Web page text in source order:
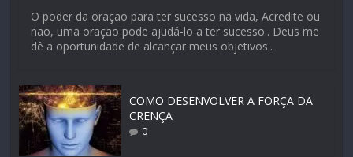
O poder da oração para ter sucesso na vida, Acredite ou
não, uma oração pode ajudá-lo a ter sucesso.. Deus me
dê a oportunidade de alcançar meus objetivos..
COMO DESENVOLVER A FORÇA DA
CRENÇA
0